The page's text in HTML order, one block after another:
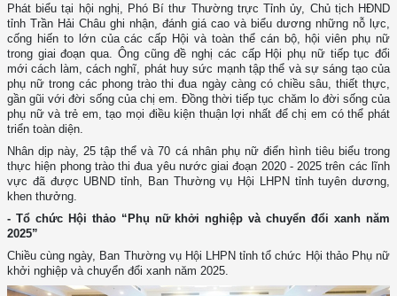
Phát biểu tại hội nghị, Phó Bí thư Thường trực Tỉnh ủy, Chủ tịch HĐND
tỉnh Trần Hải Châu ghi nhận, đánh giá cao và biểu dương những nỗ lực,
cống hiến to lớn của các cấp Hội và toàn thể cán bộ, hội viên phụ nữ
trong giai đoạn qua. Ông cũng đề nghị các cấp Hội phụ nữ tiếp tục đổi
mới cách làm, cách nghĩ, phát huy sức mạnh tập thể và sự sáng tạo của
phụ nữ trong các phong trào thi đua ngày càng có chiều sâu, thiết thực,
gần gũi với đời sống của chị em. Đồng thời tiếp tục chăm lo đời sống của
phụ nữ và trẻ em, tạo mọi điều kiện thuận lợi nhất để chị em có thể phát
triển toàn diện.
Nhân dịp này, 25 tập thể và 70 cá nhân phụ nữ điển hình tiêu biểu trong
thực hiện phong trào thi đua yêu nước giai đoạn 2020 - 2025 trên các lĩnh
vực đã được UBND tỉnh, Ban Thường vụ Hội LHPN tỉnh tuyên dương,
khen thưởng.
- Tổ chức Hội thảo “Phụ nữ khởi nghiệp và chuyển đổi xanh năm
2025”
Chiều cùng ngày, Ban Thường vụ Hội LHPN tỉnh tổ chức Hội thảo Phụ nữ
khởi nghiệp và chuyển đổi xanh năm 2025.